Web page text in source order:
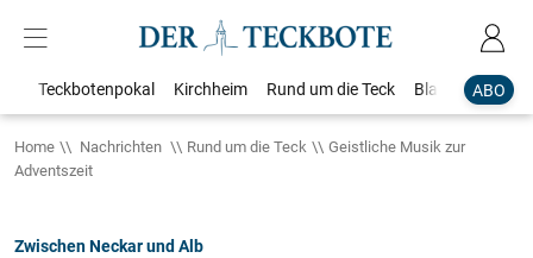
ABO
Teckbotenpokal Kirchheim Rund um die Teck Blaulicht
Home Nachrichten Rund um die Teck
Geistliche Musik zur
Adventszeit
Zwischen Neckar und Alb